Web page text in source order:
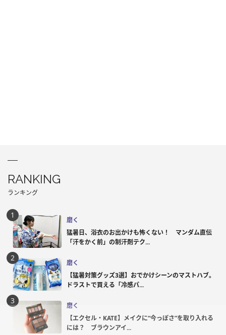
RANKING
ランキング
磨く
猛暑日、浴衣のお出かけも怖くない！ マンダム直伝
「汗をかく前」の制汗剤テク...
磨く
【猛暑対策グッズ3選】おでかけシーンのマストハブ。
ドラストで買える「冷感パ...
磨く
【エクセル・KATE】メイクに“今っぽさ”を取り入れる
には？ ブラウンアイ...